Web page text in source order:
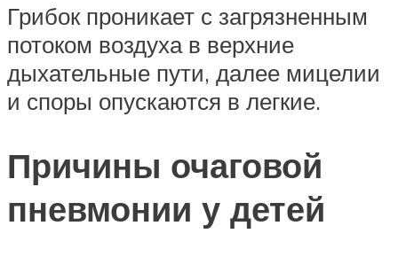
Грибок проникает с загрязненным
потоком воздуха в верхние
дыхательные пути, далее мицелии
и споры опускаются в легкие.
Причины очаговой
пневмонии у детей